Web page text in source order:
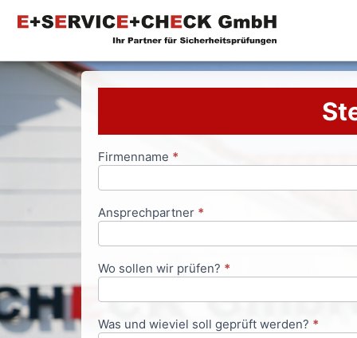
Anfrageformular
Firmenname *
Ansprechpartner *
Wo sollen wir prüfen? *
Was und wieviel soll geprüft werden? *